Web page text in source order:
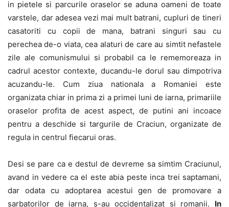
in pietele si parcurile oraselor se aduna oameni de toate
varstele, dar adesea vezi mai mult batrani, cupluri de tineri
casatoriti cu copii de mana, batrani singuri sau cu
perechea de-o viata, cea alaturi de care au simtit nefastele
zile ale comunismului si probabil ca le rememoreaza in
cadrul acestor contexte, ducandu-le dorul sau dimpotriva
acuzandu-le. Cum ziua nationala a Romaniei este
organizata chiar in prima zi a primei luni de iarna, primariile
oraselor profita de acest aspect, de putini ani incoace
pentru a deschide si targurile de Craciun, organizate de
regula in centrul fiecarui oras.
Desi se pare ca e destul de devreme sa simtim Craciunul,
avand in vedere ca el este abia peste inca trei saptamani,
dar odata cu adoptarea acestui gen de promovare a
sarbatorilor de iarna, s-au occidentalizat si romanii. In